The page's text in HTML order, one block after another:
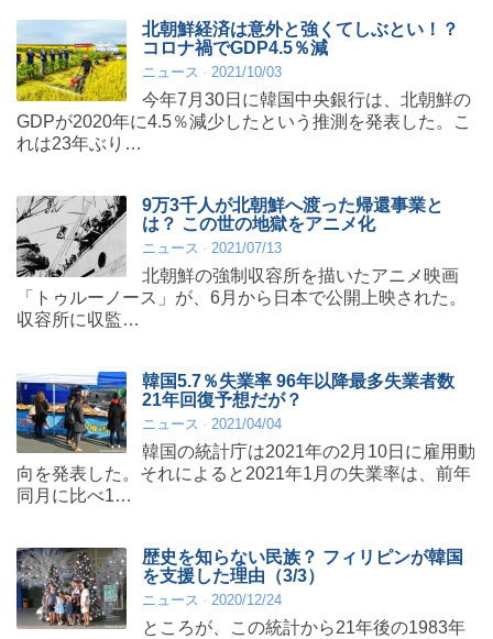
北朝鮮経済は意外と強くてしぶとい！？
コロナ禍でGDP4.5％減
ニュース 2021/10/03
今年7月30日に韓国中央銀行は、北朝鮮の
GDPが2020年に4.5％減少したという推測を発表した。こ
れは23年ぶり…
9万3千人が北朝鮮へ渡った帰還事業と
は？ この世の地獄をアニメ化
ニュース 2021/07/13
北朝鮮の強制収容所を描いたアニメ映画
「トゥルーノース」が、6月から日本で公開上映された。
収容所に収監…
韓国5.7％失業率 96年以降最多失業者数
21年回復予想だが？
ニュース 2021/04/04
韓国の統計庁は2021年の2月10日に雇用動
向を発表した。それによると2021年1月の失業率は、前年
同月に比べ1…
歴史を知らない民族？ フィリピンが韓国
を支援した理由（3/3）
ニュース 2020/12/24
ところが、この統計から21年後の1983年